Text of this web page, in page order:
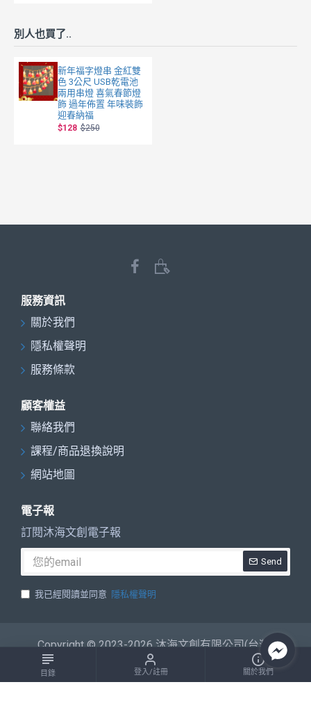
別人也買了..
新年福字燈串 金紅雙
色 3公尺 USB乾電池
兩用串燈 喜氣春節燈
飾 過年佈置 年味裝飾
迎春納福
$128 $250
服務資訊
關於我們
隱私權聲明
服務條款
顧客權益
聯絡我們
課程/商品退換說明
網站地圖
電子報
訂閱沐海文創電子報
Send
我已經閱讀並同意 隱私權聲明
Copyright © 2023-2026 沐海文創有限公司(台灣)
目錄 登入/註冊 關於我們